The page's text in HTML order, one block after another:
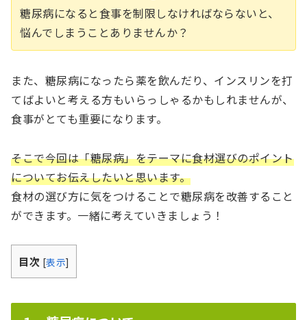
糖尿病になると食事を制限しなければならないと、
悩んでしまうことありませんか？
また、糖尿病になったら薬を飲んだり、インスリンを打
てばよいと考える方もいらっしゃるかもしれませんが、
食事がとても重要になります。
そこで今回は「糖尿病」をテーマに食材選びのポイント
についてお伝えしたいと思います。
食材の選び方に気をつけることで糖尿病を改善すること
ができます。一緒に考えていきましょう！
目次 [表示]